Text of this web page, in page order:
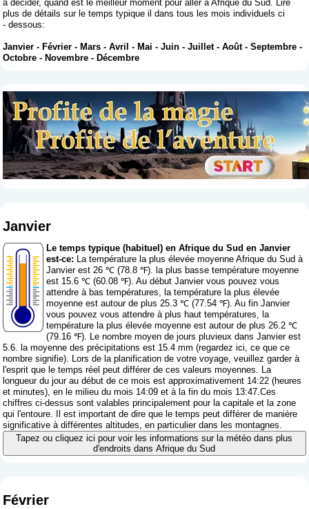
à décider, quand est le meilleur moment pour aller à Afrique du Sud. Lire
plus de détails sur le temps typique il dans tous les mois individuels ci
- dessous:
Janvier -Février -Mars -Avril -Mai -Juin -Juillet-Août-Septembre -
Octobre -Novembre -Décembre
Janvier
Le temps typique (habituel) en Afrique du Sud en Janvier
est-ce: La température la plus élevée moyenne Afrique du Sud à
Janvier est 26 ℃ (78.8 ℉). la plus basse température moyenne
est 15.6 ℃ (60.08 ℉). Au début Janvier vous pouvez vous
attendre à bas températures, la température la plus élevée
moyenne est autour de plus 25.3 ℃ (77.54 ℉). Au fin Janvier
vous pouvez vous attendre à plus haut températures, la
température la plus élevée moyenne est autour de plus 26.2 ℃
(79.16 ℉). Le nombre moyen de jours pluvieux dans Janvier est
5.6. la moyenne des précipitations est 15.4 mm (regardez ici, ce que ce
nombre signifie). Lors de la planification de votre voyage, veuillez garder à
l'esprit que le temps réel peut différer de ces valeurs moyennes. La
longueur du jour au début de ce mois est approximativement 14:22 (heures
et minutes), en le milieu du mois 14:09 et à la fin du mois 13:47.Ces
chiffres ci-dessus sont valables principalement pour la capitale et la zone
qui l'entoure. Il est important de dire que le temps peut différer de manière
significative à différentes altitudes, en particulier dans les montagnes.
Tapez ou cliquez ici pour voir les informations sur la météo dans plus
d'endroits dans Afrique du Sud
Février